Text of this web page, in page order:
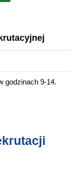
edukacyjnymi
i deficytów
godzinach 9-14.